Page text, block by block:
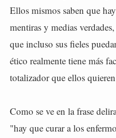
Ellos mismos saben que
mentiras y medias
que incluso sus fieles
ético realmente tiene más
totalizador que ellos
Como se ve en la frase
"hay que curar a los